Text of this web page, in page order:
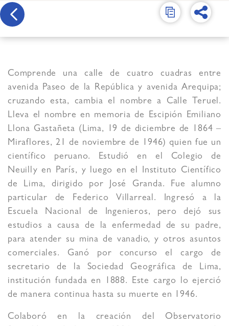
Comprende una calle de cuatro cuadras entre
avenida Paseo de la República y avenida Arequipa;
cruzando esta, cambia el nombre a Calle Teruel.
Lleva el nombre en memoria de Escipión Emiliano
Llona Gastañeta (Lima, 19 de diciembre de 1864 –
Miraflores, 21 de noviembre de 1946) quien fue un
científico peruano. Estudió en el Colegio de
Neuilly en París, y luego en el Instituto Científico
de Lima, dirigido por José Granda. Fue alumno
particular de Federico Villarreal. Ingresó a la
Escuela Nacional de Ingenieros, pero dejó sus
estudios a causa de la enfermedad de su padre,
para atender su mina de vanadio, y otros asuntos
comerciales. Ganó por concurso el cargo de
secretario de la Sociedad Geográfica de Lima,
institución fundada en 1888. Este cargo lo ejerció
de manera continua hasta su muerte en 1946.
Colaboró en la creación del Observatorio